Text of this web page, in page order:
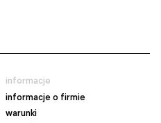
informacje
informacje o firmie
warunki